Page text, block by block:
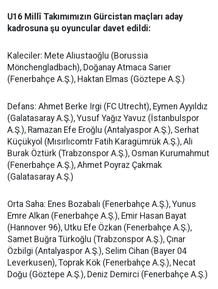
U16 Millî Takımımızın Gürcistan maçları aday
kadrosuna şu oyuncular davet edildi:
Kaleciler: Mete Aliustaoğlu (Borussia
Mönchengladbach), Doğanay Atmaca Sarıer
(Fenerbahçe A.Ş.), Haktan Elmas (Göztepe A.Ş.)
Defans: Ahmet Berke Irgi (FC Utrecht), Eymen Ayyıldız
(Galatasaray A.Ş.), Yusuf Yağız Yavuz (İstanbulspor
A.Ş.), Ramazan Efe Eroğlu (Antalyaspor A.Ş.), Serhat
Küçükyol (Mısırlıcomtr Fatih Karagümrük A.Ş.), Ali
Burak Öztürk (Trabzonspor A.Ş.), Osman Kurumahmut
(Fenerbahçe A.Ş.), Ahmet Poyraz Çakmak
(Galatasaray A.Ş.)
Orta Saha: Enes Bozabalı (Fenerbahçe A.Ş.), Yunus
Emre Alkan (Fenerbahçe A.Ş.), Emir Hasan Bayat
(Hannover 96), Utku Efe Özkan (Fenerbahçe A.Ş.),
Samet Buğra Türkoğlu (Trabzonspor A.Ş.), Çınar
Özbilgi (Antalyaspor A.Ş.), Selim Cihan (Bayer 04
Leverkusen), Toprak Kök (Fenerbahçe A.Ş.), Necat
Doğu (Göztepe A.Ş.), Deniz Demirci (Fenerbahçe A.Ş.)